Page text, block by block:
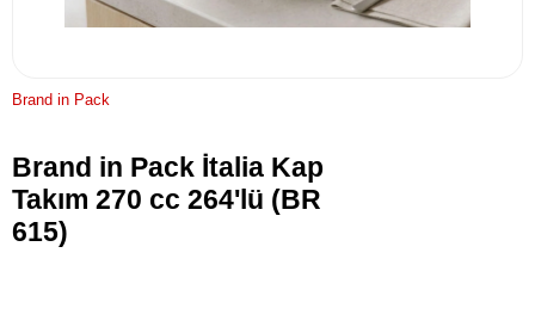
Brand in Pack
Brand in Pack İtalia Kap
Takım 270 cc 264'lü (BR
615)